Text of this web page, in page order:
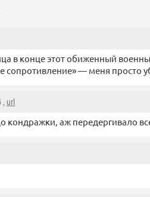
в конце этот обиженный
сопротивление» — меня просто
, url
кондражки, аж передергивало